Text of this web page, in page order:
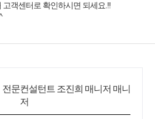
객센터로 확인하시면 되세요.!!
전문컨설턴트 조진희 매니저 매니
저